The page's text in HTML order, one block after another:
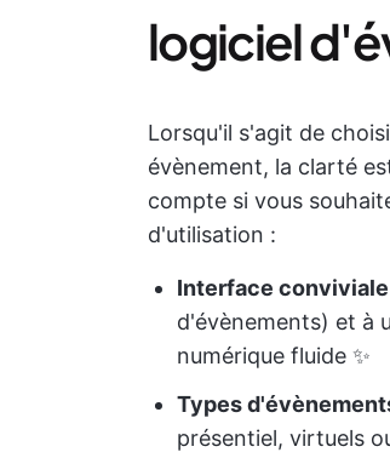
logiciel
Lorsqu'il s'agit de
évènement, la clarté
compte si vous
d'utilisation :
Interface conviviale
d'évènements) et à
numérique fluide ✨
Types
présentiel, virtuels